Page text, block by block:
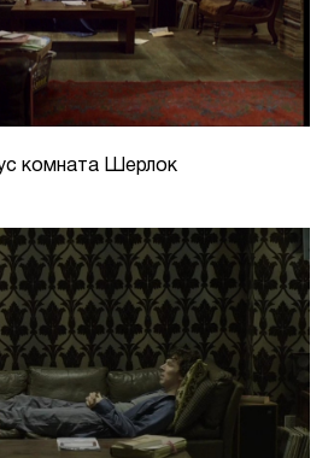
комната Шерлок